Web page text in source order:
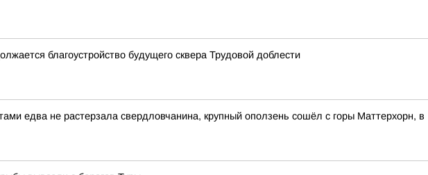
благоустройство будущего сквера Трудовой доблести
едва не растерзала свердловчанина, крупный оползень сошёл с горы Маттерхорн,